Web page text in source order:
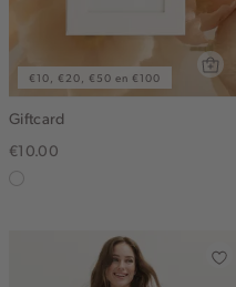
€10, €20, €50 en €100
Giftcard
€10.00